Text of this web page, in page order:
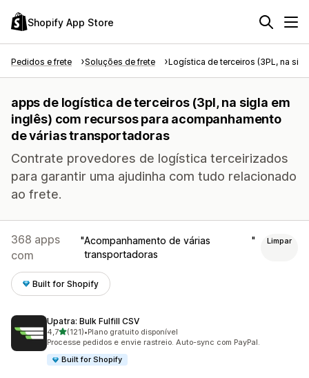
Shopify App Store
Pedidos e frete Soluções de frete Logística de terceiros (3PL, na
apps de logística de terceiros (3pl, na sigla em
inglês) com recursos para acompanhamento
de várias transportadoras
Contrate provedores de logística terceirizados
para garantir uma ajudinha com tudo relacionado
ao frete.
368 apps
com
Acompanhamento de várias
transportadoras
Limpar
Built for Shopify
Upatra: Bulk Fulfill CSV
4,7de 5 estrelas
(121)
121 avaliações ao todo
•Plano gratuito disponível
Processe pedidos e envie rastreio. Auto-sync com PayPal.
Built for Shopify